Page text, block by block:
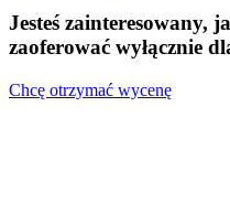
Jesteś zainteresowany,
zaoferować wyłącznie
Chcę otrzymać wycenę